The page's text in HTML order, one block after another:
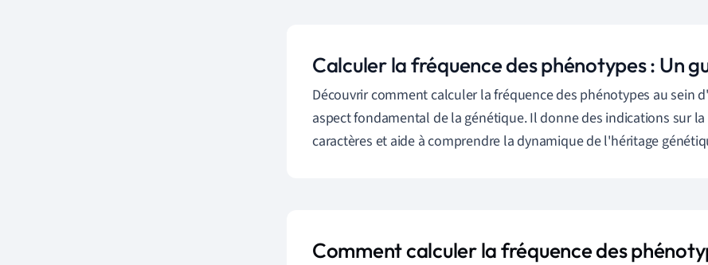
Calculer la fréquence des phénotypes : Un
Découvrir comment calculer la fréquence des phénotypes au sein
aspect fondamental de la génétique. Il donne des indications sur
caractères et aide à comprendre la dynamique de l'héritage
Comment calculer la fréquence des